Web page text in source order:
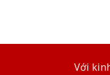
Với